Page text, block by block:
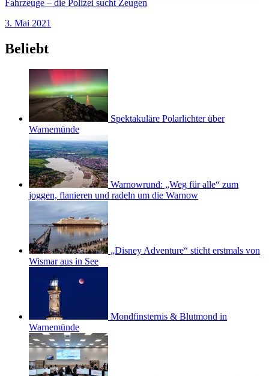
Fahrzeuge – die Polizei sucht Zeugen
3. Mai 2021
Beliebt
Spektakuläre Polarlichter über
Warnemünde
Warnowrund: „Weg für alle“ zum
joggen, flanieren und radeln um die Warnow
„Disney Adventure“ sticht erstmals von
Wismar aus in See
Mondfinsternis & Blutmond in
Warnemünde